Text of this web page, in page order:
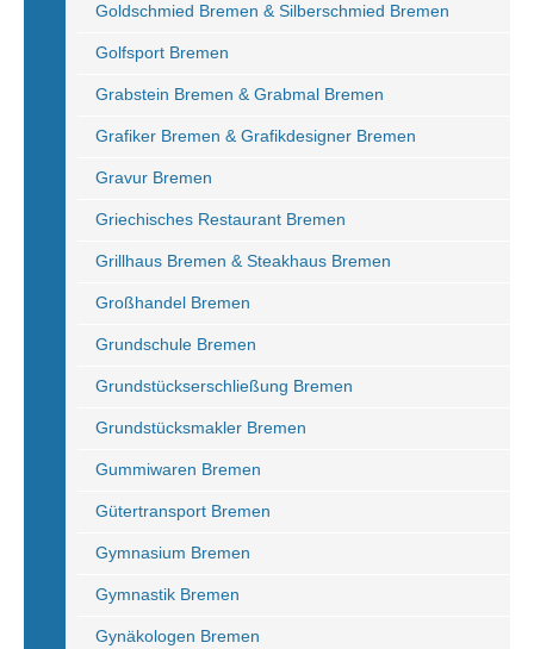
Goldschmied Bremen & Silberschmied Bremen
Golfsport Bremen
Grabstein Bremen & Grabmal Bremen
Grafiker Bremen & Grafikdesigner Bremen
Gravur Bremen
Griechisches Restaurant Bremen
Grillhaus Bremen & Steakhaus Bremen
Großhandel Bremen
Grundschule Bremen
Grundstückserschließung Bremen
Grundstücksmakler Bremen
Gummiwaren Bremen
Gütertransport Bremen
Gymnasium Bremen
Gymnastik Bremen
Gynäkologen Bremen